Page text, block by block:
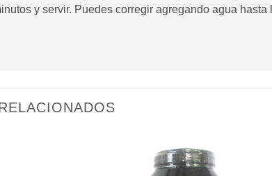
y servir. Puedes corregir agregando agua